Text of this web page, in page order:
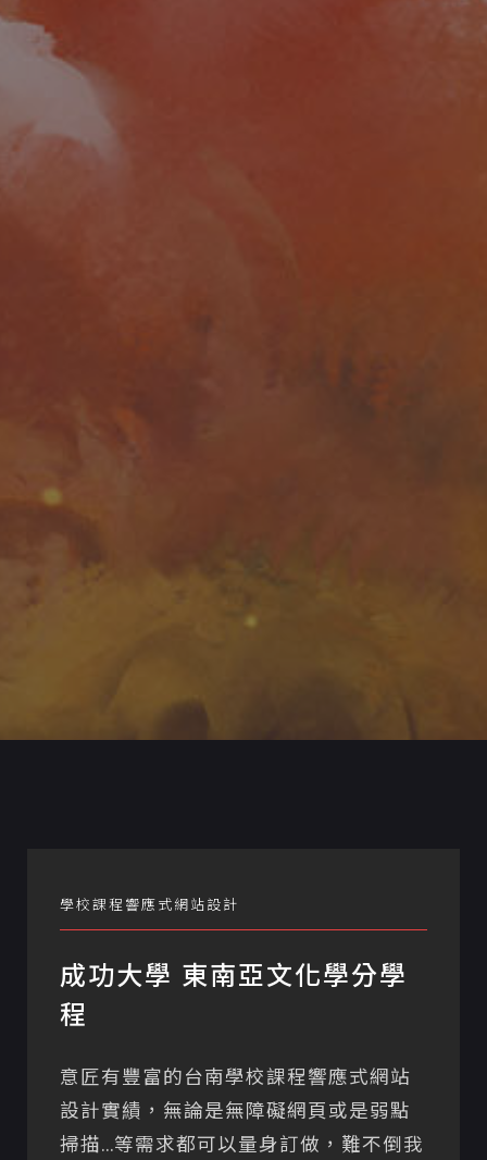
學校課程響應式網站設計
成功大學 東南亞文化學分學
程
意匠有豐富的台南學校課程響應式網站
設計實績，無論是無障礙網頁或是弱點
掃描...等需求都可以量身訂做，難不倒我